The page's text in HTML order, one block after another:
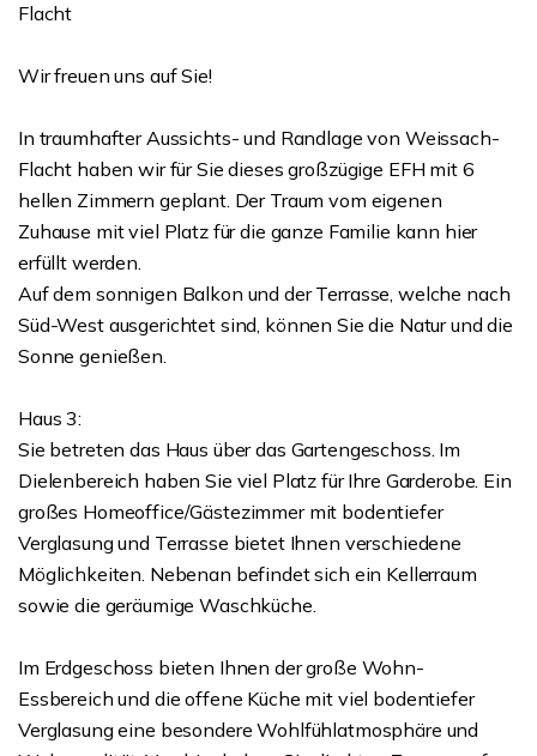
Flacht
Wir freuen uns auf Sie!
In traumhafter Aussichts- und Randlage von Weissach-
Flacht haben wir für Sie dieses großzügige EFH mit 6
hellen Zimmern geplant. Der Traum vom eigenen
Zuhause mit viel Platz für die ganze Familie kann hier
erfüllt werden.
Auf dem sonnigen Balkon und der Terrasse, welche nach
Süd-West ausgerichtet sind, können Sie die Natur und die
Sonne genießen.
Haus 3:
Sie betreten das Haus über das Gartengeschoss. Im
Dielenbereich haben Sie viel Platz für Ihre Garderobe. Ein
großes Homeoffice/Gästezimmer mit bodentiefer
Verglasung und Terrasse bietet Ihnen verschiedene
Möglichkeiten. Nebenan befindet sich ein Kellerraum
sowie die geräumige Waschküche.
Im Erdgeschoss bieten Ihnen der große Wohn-
Essbereich und die offene Küche mit viel bodentiefer
Verglasung eine besondere Wohlfühlatmosphäre und